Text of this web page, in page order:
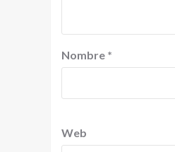
Nombre *
Web